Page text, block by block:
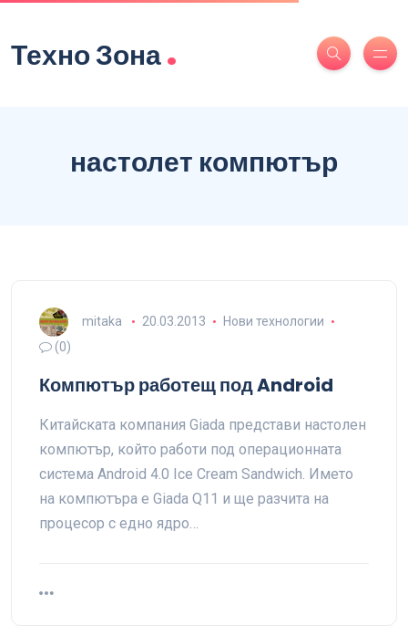
Техно Зона.
настолет компютър
mitaka 20.03.2013
Нови технологии
(0)
Компютър работещ под Android
Китайската компания Giada представи настолен
компютър, който работи под операционната
система Android 4.0 Ice Cream Sandwich. Името
на компютъра е Giada Q11 и ще разчита на
процесор с едно ядро…